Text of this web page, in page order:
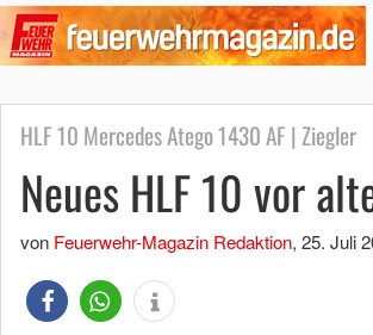
HLF 10 Mercedes Atego 1430 AF | Ziegler
Neues HLF 10 vor
von Feuerwehr-Magazin Redaktion, 25. Juli